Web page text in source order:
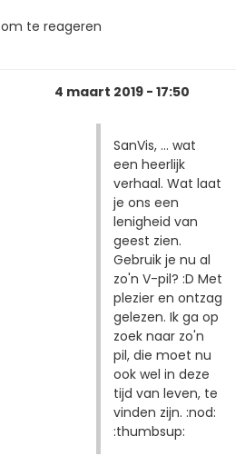
om te reageren
4 maart 2019 - 17:50
SanVis, … wat
een heerlijk
verhaal. Wat laat
je ons een
lenigheid van
geest zien.
Gebruik je nu al
zo'n V-pil? :D Met
plezier en ontzag
gelezen. Ik ga op
zoek naar zo'n
pil, die moet nu
ook wel in deze
tijd van leven, te
vinden zijn. :nod:
:thumbsup: